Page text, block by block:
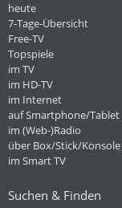
heute
7-Tage-Übersicht
Free-TV
Topspiele
im TV
im HD-TV
im Internet
auf Smartphone/Tablet
im (Web-)Radio
über Box/Stick/Konsole
im Smart TV
Suchen & Finden